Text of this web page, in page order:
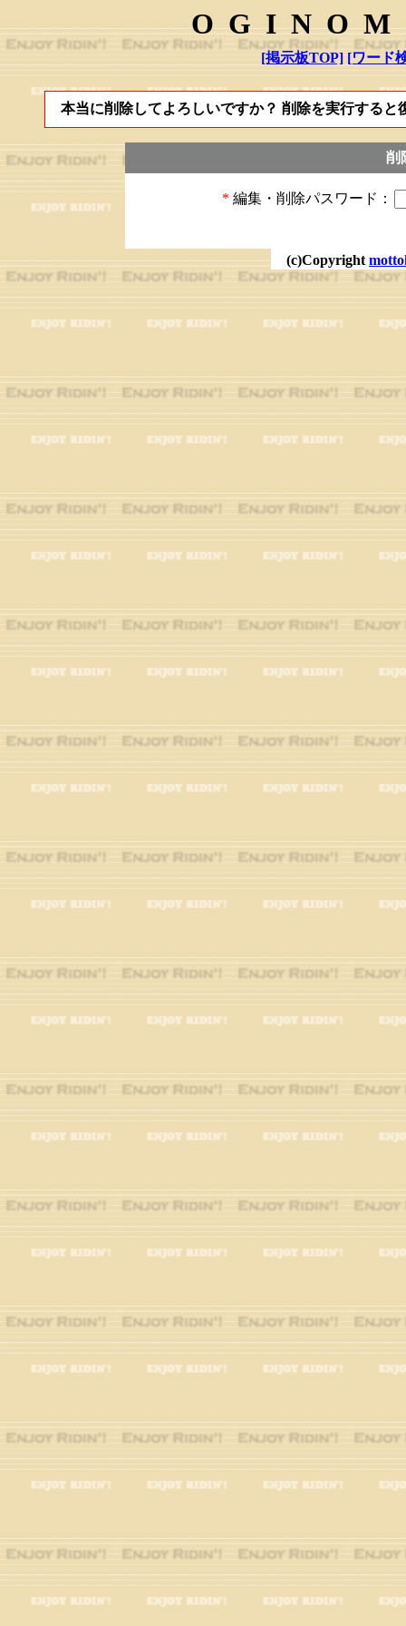
[掲示板TOP] [ワード
本当に削除してよろしいですか？ 削除を実行する
削
* 編集・削除パスワード：
(c)Copyright